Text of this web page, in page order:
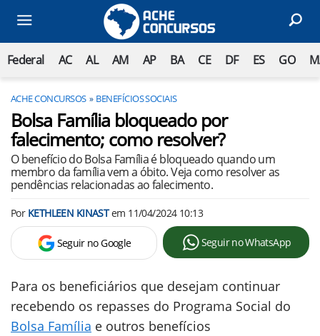
Federal AC AL AM AP BA CE DF ES GO
ACHE CONCURSOS BENEFÍCIOS SOCIAIS
Bolsa Família bloqueado por
falecimento; como resolver?
O benefício do Bolsa Família é bloqueado quando um
membro da família vem a óbito. Veja como resolver as
pendências relacionadas ao falecimento.
Por KETHLEEN KINASTem 11/04/2024 10:13
Seguir no Google Seguir no WhatsApp
Para os beneficiários que desejam continuar
recebendo os repasses do Programa Social do
Bolsa Família e outros benefícios